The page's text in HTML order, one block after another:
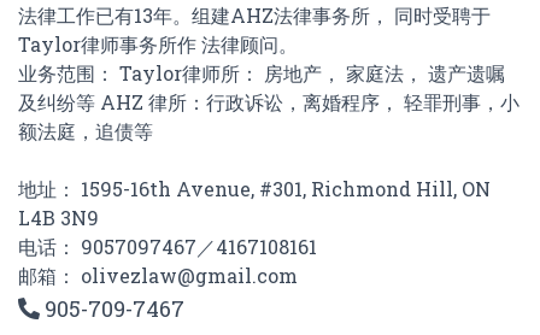
法律工作已有13年。组建AHZ法律事务所， 同时受聘于
Taylor律师事务所作 法律顾问。
业务范围： Taylor律师所： 房地产， 家庭法， 遗产遗嘱
及纠纷等 AHZ 律所：行政诉讼，离婚程序， 轻罪刑事，小
额法庭，追债等
地址： 1595-16th Avenue, #301, Richmond Hill, ON
L4B 3N9
电话： 9057097467／4167108161
邮箱： olivezlaw@gmail.com
905-709-7467